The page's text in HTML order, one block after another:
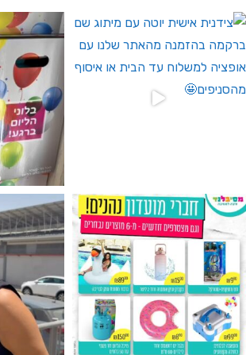
לחברי מועדון ומצטרפים חדשים🤍
מין העובר רק במסיבלנד !! קיים